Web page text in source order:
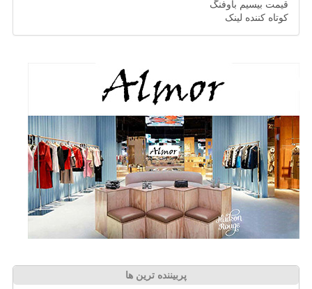
قیمت بیسیم باوفنگ
کوتاه کننده لینک
پربیننده ترین ها